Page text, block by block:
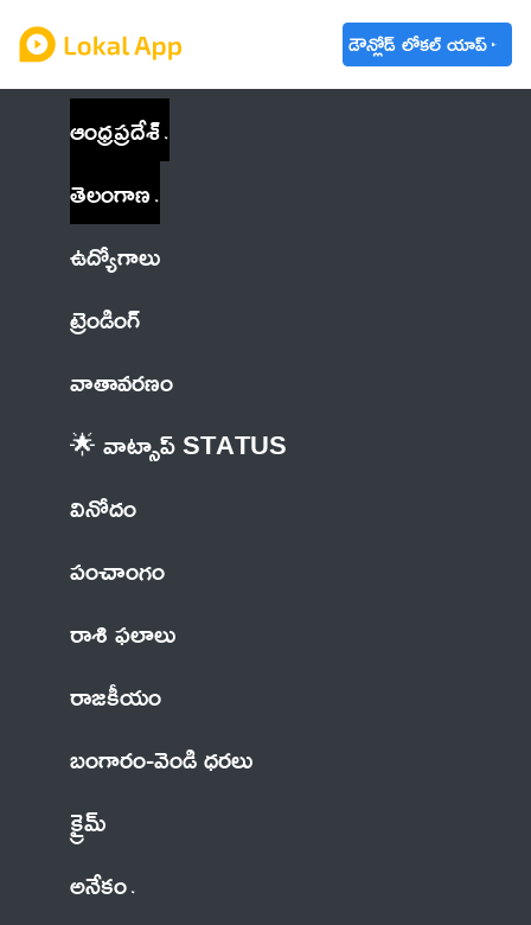
డౌన్లోడ్ లోకల్ యాప్
ఆంధ్రప్రదేశ్
తెలంగాణ
ఉద్యోగాలు
ట్రెండింగ్
వాతావరణం
🌟 వాట్సాప్ STATUS
వినోదం
పంచాంగం
రాశి ఫలాలు
రాజకీయం
బంగారం-వెండి ధరలు
క్రైమ్
అనేకం